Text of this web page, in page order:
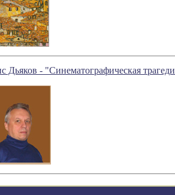
Дьяков - "Синематографическая